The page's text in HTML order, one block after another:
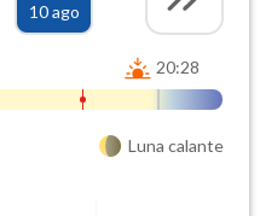
10 ago
20:28
Luna calante